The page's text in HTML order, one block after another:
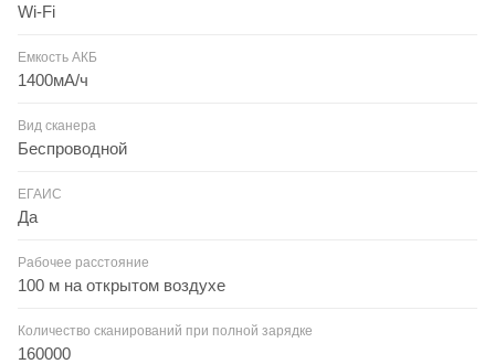
Wi-Fi
Емкость АКБ
1400мА/ч
Вид сканера
Беспроводной
ЕГАИС
Да
Рабочее расстояние
100 м на открытом воздухе
Количество сканирований при полной зарядке
160000